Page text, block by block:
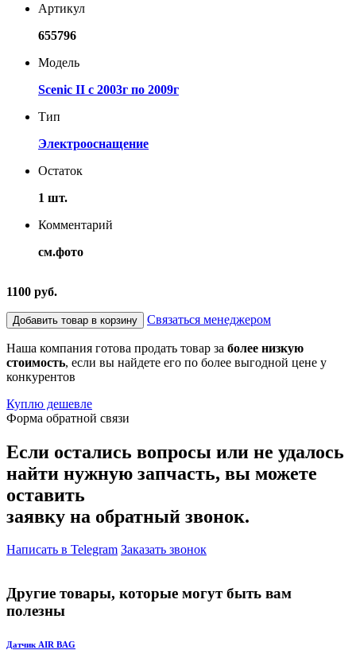
Артикул
655796
Модель
Scenic II с 2003г по 2009г
Тип
Электрооснащение
Остаток
1 шт.
Комментарий
см.фото
1100 руб.
Добавить товар в корзину Связаться менеджером
Наша компания готова продать товар за более низкую
стоимость, если вы найдете его по более выгодной цене у
конкурентов
Куплю дешевле
Форма обратной связи
Если остались вопросы или не удалось
найти нужную запчасть, вы можете
оставить
заявку на обратный звонок.
Написать в Telegram Заказать звонок
Другие товары, которые могут быть вам
полезны
Датчик AIR BAG